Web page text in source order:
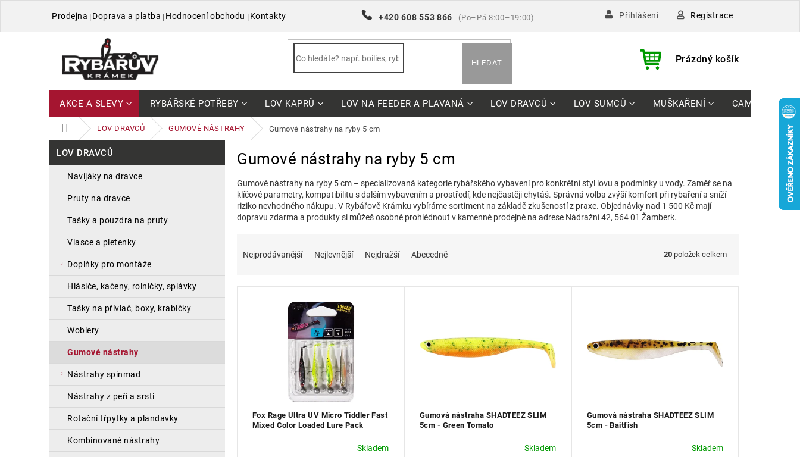
+420 608 553 866 (Po–Pá 8:00–19:00)
Prodejna Doprava a platba Hodnocení obchodu Kontakty Přihlášení Registrace
HLEDAT
NÁKUPNÍ
Prázdný košík
AKCE A SLEVY RYBÁŘSKÉ POTŘEBY LOV KAPRŮ LOV NA FEEDER A PLAVANÁ LOV DRAVCŮ LOV SUMCŮ MUŠKAŘENÍ CAMPING
DOMŮ LOV DRAVCŮ GUMOVÉ NÁSTRAHY gumové nástrahy na ryby 5 cm
kategorie
LOV DRAVCŮ
navijáky na dravce
pruty na dravce
tašky a pouzdra na pruty
vlasce a pletenky
doplňky pro montáže
hlásiče, kačeny, rolničky, splávky
tašky na přívlač, boxy, krabičky
woblery
gumové nástrahy
nástrahy spinmad
nástrahy z peří a srsti
rotační třpytky a plandavky
kombinované nástrahy
Gumové nástrahy na ryby 5 cm
Gumové nástrahy na ryby 5 cm – specializovaná kategorie rybářského vybavení pro konkrétní styl lovu a podmínky u vody. Zaměř se na
klíčové parametry, kompatibilitu s dalším vybavením a prostředí, kde nejčastěji chytáš. Správná volba zvýší komfort při rybaření a sníží
riziko nevhodného nákupu. V Rybářově Krámku vybíráme sortiment na základě zkušeností z praxe. Objednávky nad 1 500 Kč mají
dopravu zdarma a produkty si můžeš osobně prohlédnout v kamenné prodejně na adrese Nádražní 42, 564 01 Žamberk.
Nejprodávanější Nejlevnější Nejdražší Abecedně 20 položek celkem
Fox Rage Ultra UV Micro Tiddler Fast
Mixed Color Loaded Lure Pack
Skladem
Gumová nástraha SHADTEEZ SLIM
5cm - Green Tomato
Skladem
Gumová nástraha SHADTEEZ SLIM
5cm - Baitfish
Skladem